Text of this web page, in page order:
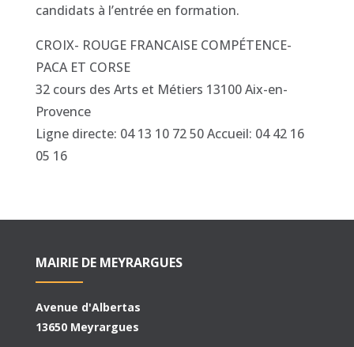
candidats à l’entrée en formation.
CROIX- ROUGE FRANCAISE COMPÉTENCE-
PACA ET CORSE
32 cours des Arts et Métiers 13100 Aix-en-
Provence
Ligne directe: 04 13 10 72 50 Accueil: 04 42 16
05 16
MAIRIE DE MEYRARGUES
Avenue d'Albertas
13650 Meyrargues